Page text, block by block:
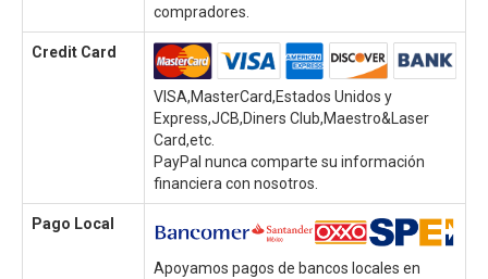
compradores.
Credit Card
VISA,MasterCard,Estados Unidos y
Express,JCB,Diners Club,Maestro&Laser
Card,etc.
PayPal nunca comparte su información
financiera con nosotros.
Pago Local
Apoyamos pagos de bancos locales en